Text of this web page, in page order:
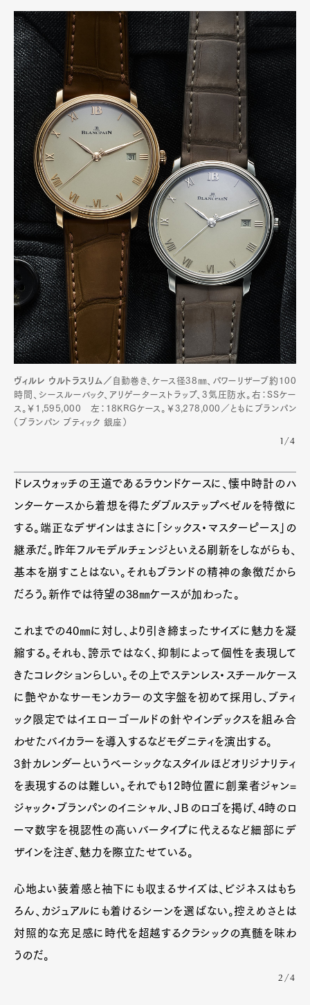
Art&DesignWatch Fashion
Gourmet Cars
ProductCulture Lifestyle
Pen Membership
Magazine
Official Columnist
About
Contact
Pen Meet
Pen international Pen tw
ヴィルレ ウルトラスリム／ 自動巻き、ケース径38㎜、パワーリザーブ約100
時間、シースルーバック、アリゲーターストラップ、3気圧防水。右：SSケー
ス。￥1,595,000 左：18KRGケース。￥3,278,000／ともにブランパン
（ブランパン ブティック 銀座）
1/4
ドレスウォッチの王道であるラウンドケースに、懐中時計のハ
ンターケースから着想を得たダブルステップベゼルを特徴に
する。端正なデザインはまさに「シックス・マスターピース」の
継承だ。昨年フルモデルチェンジといえる刷新をしながらも、
基本を崩すことはない。それもブランドの精神の象徴だから
だろう。新作では待望の38㎜ケースが加わった。
これまでの40㎜に対し、より引き締まったサイズに魅力を凝
縮する。それも、誇示ではなく、抑制によって個性を表現して
きたコレクションらしい。その上でステンレス・スチールケース
に艶やかなサーモンカラーの文字盤を初めて採用し、ブティ
ック限定ではイエローゴールドの針やインデックスを組み合
わせたバイカラーを導入するなどモダニティを演出する。
3針カレンダーというベーシックなスタイルほどオリジナリティ
を表現するのは難しい。それでも12時位置に創業者ジャン=
ジャック・ブランパンのイニシャル、ＪＢのロゴを掲げ、4時のロ
ーマ数字を視認性の高いバータイプに代えるなど細部にデ
ザインを注ぎ、魅力を際立たせている。
心地よい装着感と袖下にも収まるサイズは、ビジネスはもち
ろん、カジュアルにも着けるシーンを選ばない。控えめさとは
対照的な充足感に時代を超越するクラシックの真髄を味わ
うのだ。
2/4